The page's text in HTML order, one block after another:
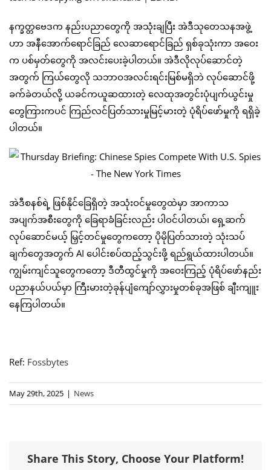
နက္ခတ္တဗေဒက နည်းပညာတွေကို အသုံးချပြီး အဲဒီသုတေသနအဖွဲ့
ဟာ အနီအောက်ရောင်ခြည် လေဆာရောင်ခြည် ရှစ်ခုသုံးကာ အဝေး
က ပစ်မှတ်တွေကို အလင်းပေးခဲ့ပါတယ်။ အဲဒီလိုလုပ်ဆောင်တဲ့
အတွက် ကြယ်တွေလို သဘာဝအလင်းရင်းမြစ်မရှိဘဲ လုပ်ဆောင်ဖို့
ခက်ခဲတယ်လို့ ယခင်ကယူဆထားတဲ့ လေထုအတွင်းပုံပျက်ယွင်းမှု
တွေကြားကပင် ကြည်လင်ပြတ်သားမှုမြင့်မားတဲ့ ပုံရိပ်ဖော်မှုကို ရရှိခဲ့
ပါတယ်။
အဲဒီစနစ်ရဲ့ ဖြစ်နိုင်ခြေရှိတဲ့ အသုံးဝင်မှုတွေထဲမှာ အာကာသ
အပျက်အစီးတွေကို ခြေရာခံခြင်းလည်း ပါဝင်ပါတယ်၊ ရှေ့ဆက်
လုပ်ဆောင်မယ့် မြှင့်တင်မှုတွေကတော့ ပိုမိုပြတ်သားတဲ့ သုံးသပ်
ချက်တွေအတွက် AI ပေါင်းစပ်ထည့်သွင်းဖို့ ရည်ရွယ်ထားပါတယ်။
ကျွမ်းကျင်သူတွေကတော့ ဒီတီထွင်မှုကို အဝေးကြည့် ပုံရိပ်ဖော်နည်း
ပညာနယ်ပယ်မှာ ကြီးမားတဲ့ခုန်ပျံကျော်လွှားမှုတစ်ခုအဖြစ် ချီးကျူး
နေကြပါတယ်။
Ref: Fossbytes
May 29th, 2025 | News
Share This Story, Choose Your Platform!